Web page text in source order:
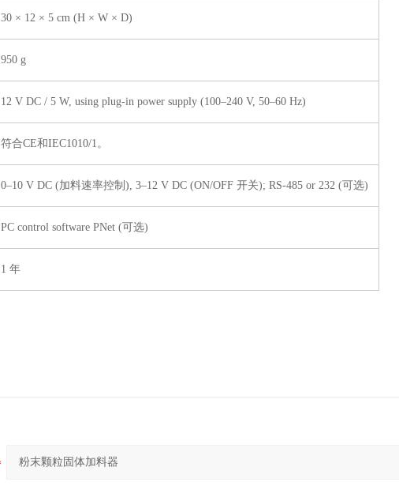
30 × 12 × 5 cm (H × W × D)
950 g
12 V DC / 5 W, using plug-in power supply (100–240 V, 50–60 Hz)
符合CE和IEC1010/1。
0–10 V DC (加料速率控制), 3–12 V DC (ON/OFF 开关); RS-485 or 232 (可选)
PC control software PNet (可选)
1 年